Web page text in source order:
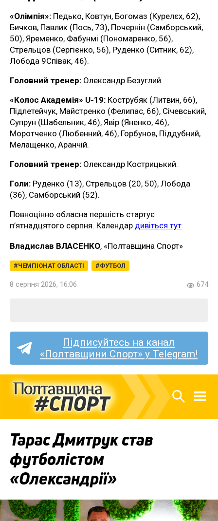
«Олімпія»: Педько, Ковтун, Богомаз (Курелєх, 62),
Бичков, Павлик (Пось, 73), Почернін (Самборський,
50), Яременко, Фабунмі (Пономаренко, 56),
Стрельцов (Сергієнко, 56), Руденко (Ситник, 62),
Лобода 9Співак, 46).
Головний тренер: Олександр Безуглий.
«Колос Академія» U-19: Кострубяк (Литвин, 66),
Підлетейчук, Майстренко (Фелипас, 66), Січевський,
Супрун (Шабельник, 46), Явір (Яненко, 46),
Моротченко (Любенний, 46), Горбунов, Піддубний,
Мелащенко, Аранчій.
Головний тренер: Олександр Кострицький.
Голи: Руденко (13), Стрельцов (20, 50), Лобода
(36), Самборський (52).
Повноцінно обласна першість стартує
п’ятнадцятого серпня. Календар дивіться тут
Владислав ВЛАСЕНКО, «Полтавщина Спорт»
ЧЕМПІОНАТ ОБЛАСТІ ФУТБОЛ
8 серпня 2026, 16:06 674
Підписуйтесь на канал
«Полтавщини Спорт» у Telegram!
Тарас Дмитрук став
футболістом
«Олександрії»